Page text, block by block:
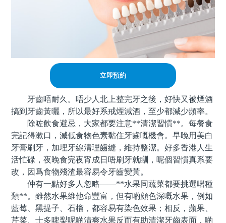
立即預約
牙齒唔耐久。唔少人北上整完牙之後，好快又被煙酒
搞到牙齒黃曬，所以最好系戒煙減酒，至少都減少頻率。
除咗飲食避忌，大家都要注意**清潔習慣**。每餐食
完記得漱口，減低食物色素黏住牙齒嘅機會。早晚用美白
牙膏刷牙，加埋牙線清理齒縫，維持整潔。好多香港人生
活忙碌，夜晚食完夜宵成日唔刷牙就瞓，呢個習慣真系要
改，因爲食物殘渣最容易令牙齒變黃。
仲有一點好多人忽略——**水果同蔬菜都要挑選啱種
類**。雖然水果維他命豐富，但有啲顔色深嘅水果，例如
藍莓、黑提子、石榴，都容易有染色效果；相反，蘋果、
芹菜、士多啤梨呢啲清爽水果反而有助清潔牙齒表面，啲